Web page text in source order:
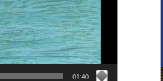
01:40